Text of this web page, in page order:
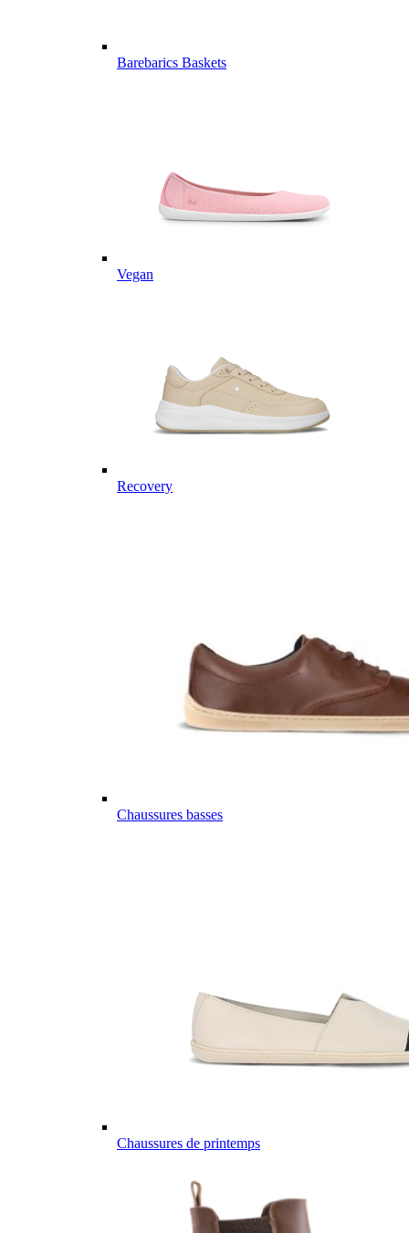
Barebarics Baskets
Vegan
Recovery
Chaussures basses
Chaussures de printemps